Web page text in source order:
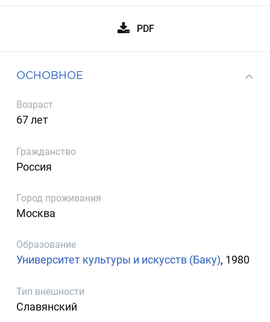
PDF
ОСНОВНОЕ
Возраст
67 лет
Гражданство
Россия
Город проживания
Москва
Образование
Университет культуры и искусств (Баку), 1980
Тип внешности
Славянский